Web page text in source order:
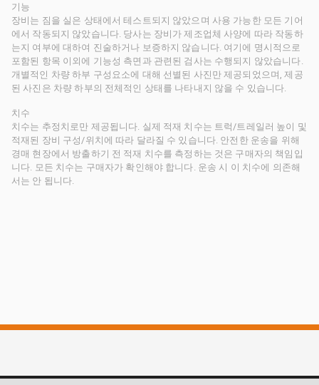
기능
장비는 짐을 실은 상태에서 테스트되지 않았으며 사용 가능한 모든 기어
에서 작동되지 않았습니다. 당사는 장비가 제조업체 사양에 따라 작동하
는지 여부에 대하여 진술하거나 보증하지 않습니다. 여기에 명시적으로
포함된 항목 이외에 기능성 측면과 관련된 검사는 수행되지 않았습니다.
개별적인 차량 하부 구성요소에 대해 선별된 사진만 제공되었으며, 제공
된 사진은 차량 하부의 전체적인 상태를 나타내지 않을 수 있습니다.
치수
치수는 추정치로만 제공됩니다. 실제 적재 치수는 트럭/트레일러 높이 및
적재된 장비 구성/위치에 따라 달라질 수 있습니다. 안전한 운송을 위해
경매 현장에서 방출하기 전 적재 치수를 측정하는 것은 구매자의 책임입
니다. 모든 치수는 구매자가 확인해야 합니다. 운송 시 이 치수에 의존해
서는 안 됩니다.